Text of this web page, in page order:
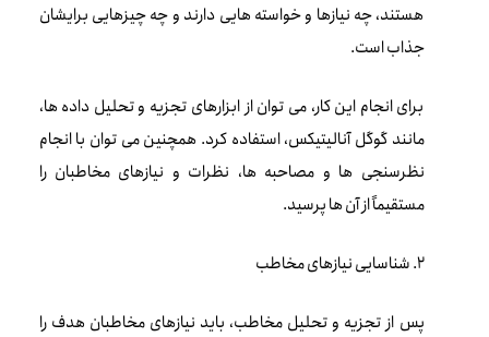
هستند، چه نیازها و خواسته هایی دارند و چه چیزهایی برایشان
جذاب است.
برای انجام این کار، می توان از ابزارهای تجزیه و تحلیل داده ها،
مانند گوگل آنالیتیکس، استفاده کرد. همچنین می توان با انجام
نظرسنجی ها و مصاحبه ها، نظرات و نیازهای مخاطبان را
مستقیماً از آن ها پرسید.
2. شناسایی نیازهای مخاطب
پس از تجزیه و تحلیل مخاطب، باید نیازهای مخاطبان هدف را